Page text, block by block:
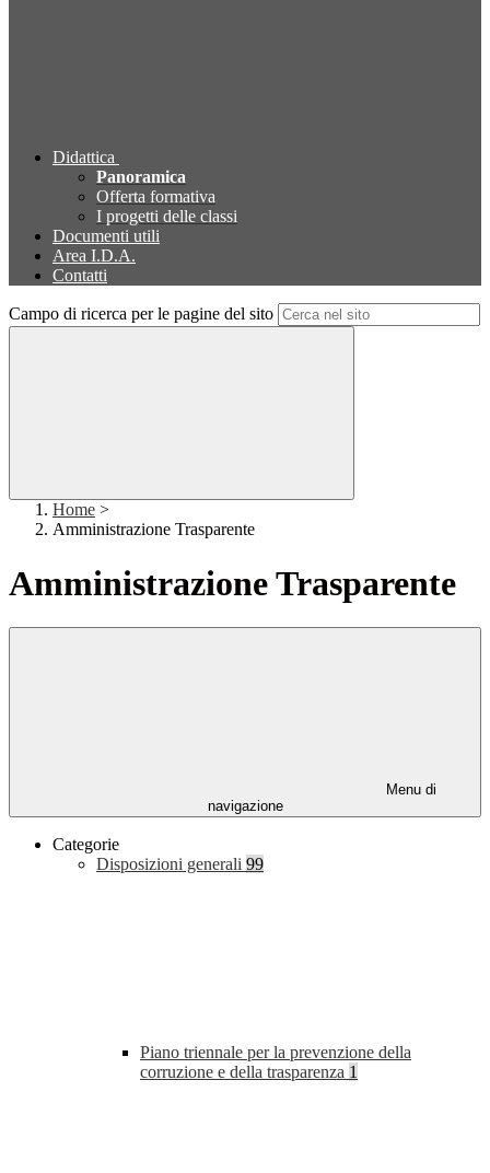
Didattica
Panoramica
Offerta formativa
I progetti delle classi
Documenti utili
Area I.D.A.
Contatti
Campo di ricerca per le pagine del sito
Home >
Amministrazione Trasparente
Amministrazione Trasparente
Menu di
navigazione
Categorie
Disposizioni generali 99
Piano triennale per la prevenzione della
corruzione e della trasparenza 1